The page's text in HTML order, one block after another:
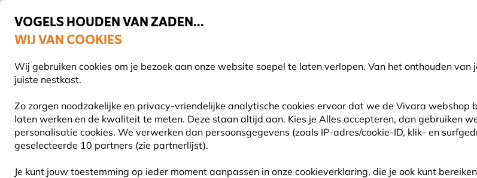
VOGELS HOUDEN VAN ZADEN...
WIJ VAN COOKIES
Wij gebruiken cookies om je bezoek aan onze website soepel te laten verlopen. Van het onthouden van
juiste nestkast.
Zo zorgen noodzakelijke en privacy-vriendelijke analytische cookies ervoor dat we de Vivara webshop
laten werken en de kwaliteit te meten. Deze staan altijd aan. Kies je Alles accepteren, dan gebruiken
personalisatie cookies. We verwerken dan persoonsgegevens (zoals IP-adres/cookie-ID, klik- en
geselecteerde 10 partners (zie partnerlijst).
Je kunt jouw toestemming op ieder moment aanpassen in onze cookieverklaring, die je ook kunt
Gratis thuisbezorgd bij orders vanaf €59
Search
VOGELVOER VOEDERSYSTEMEN VOGELHUISJES ANDERE DIEREN PLANTEN